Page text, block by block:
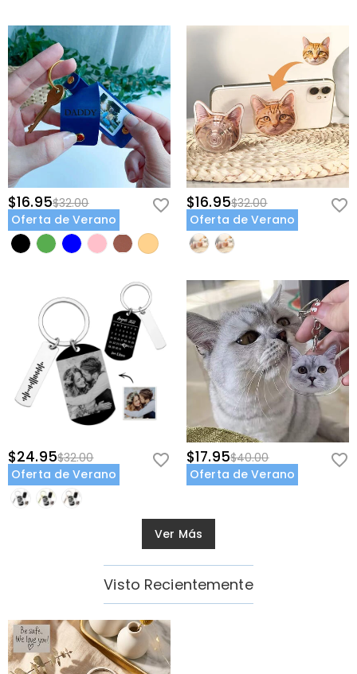
$16.95$32.00
Oferta de Verano
$16.95$32.00
Oferta de Verano
$24.95$32.00
Oferta de Verano
$17.95$40.00
Oferta de Verano
Ver Más
Visto Recientemente